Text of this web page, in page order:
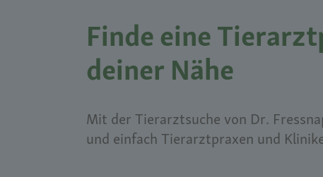
Finde eine
deiner Nähe
Mit der Tierarztsuche von Dr.
und einfach Tierarztpraxen und